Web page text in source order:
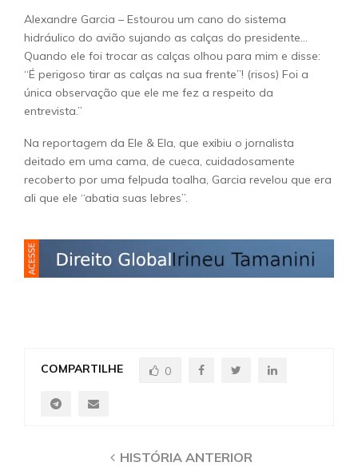
Alexandre Garcia – Estourou um cano do sistema
hidráulico do avião sujando as calças do presidente…
Quando ele foi trocar as calças olhou para mim e disse:
“É perigoso tirar as calças na sua frente”! (risos) Foi a
única observação que ele me fez a respeito da
entrevista.”
Na reportagem da Ele & Ela, que exibiu o jornalista
deitado em uma cama, de cueca, cuidadosamente
recoberto por uma felpuda toalha, Garcia revelou que era
ali que ele “abatia suas lebres”.
COMPARTILHE 0
HISTÓRIA ANTERIOR